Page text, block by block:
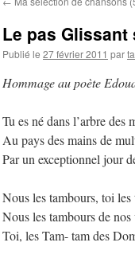
contenu
Le pas Glissant
Publié le 27 février 2011 par
Hommage au poète
Tu es né dans l’arbre des
Au pays des mains de
Par un exceptionnel jour
Nous les tambours, toi les
Nous les tambours de
Toi, les Tam- tam des